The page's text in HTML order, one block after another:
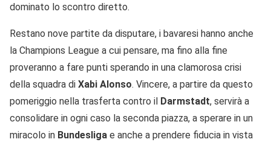
dominato lo scontro diretto.
Restano nove partite da disputare, i bavaresi hanno anche
la Champions League a cui pensare, ma fino alla fine
proveranno a fare punti sperando in una clamorosa crisi
della squadra di Xabi Alonso. Vincere, a partire da questo
pomeriggio nella trasferta contro il Darmstadt, servirà a
consolidare in ogni caso la seconda piazza, a sperare in un
miracolo in Bundesliga e anche a prendere fiducia in vista